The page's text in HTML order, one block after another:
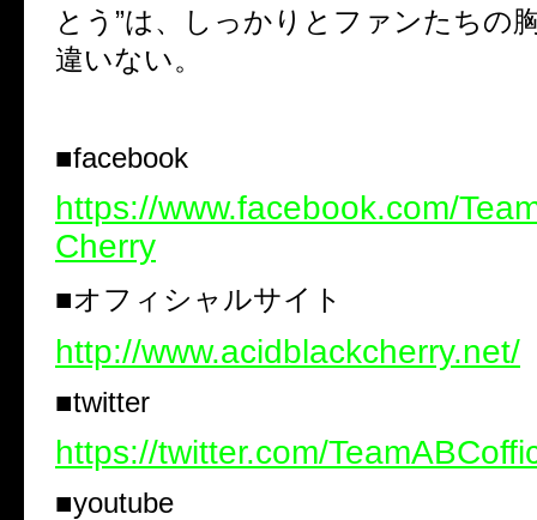
とう”は、しっかりとファンたちの
違いない。
■facebook
https://www.facebook.com/
Cherry
■オフィシャルサイト
http://www.acidblackcherry.net/
■twitter
https://twitter.com/
■youtube